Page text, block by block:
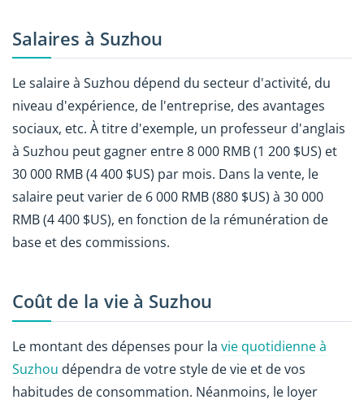
Salaires à Suzhou
Le salaire à Suzhou dépend du secteur d'activité, du
niveau d'expérience, de l'entreprise, des avantages
sociaux, etc. À titre d'exemple, un professeur d'anglais
à Suzhou peut gagner entre 8 000 RMB (1 200 $US) et
30 000 RMB (4 400 $US) par mois. Dans la vente, le
salaire peut varier de 6 000 RMB (880 $US) à 30 000
RMB (4 400 $US), en fonction de la rémunération de
base et des commissions.
Coût de la vie à Suzhou
Le montant des dépenses pour la vie quotidienne à
Suzhou dépendra de votre style de vie et de vos
habitudes de consommation. Néanmoins, le loyer